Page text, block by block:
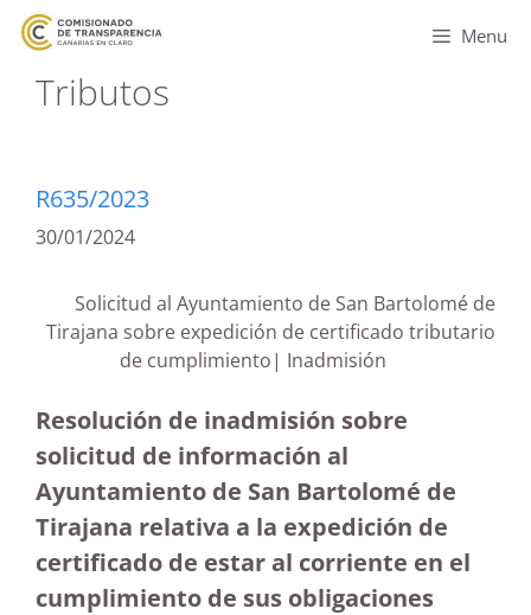
Menu
Tributos
R635/2023
30/01/2024
Solicitud al Ayuntamiento de San Bartolomé de
Tirajana sobre expedición de certificado tributario
de cumplimiento| Inadmisión
Resolución de inadmisión sobre
solicitud de información al
Ayuntamiento de San Bartolomé de
Tirajana relativa a la expedición de
certificado de estar al corriente en el
cumplimiento de sus obligaciones